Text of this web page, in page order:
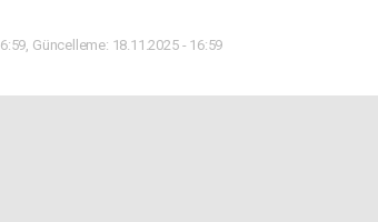
Güncelleme: 18.11.2025 - 16:59